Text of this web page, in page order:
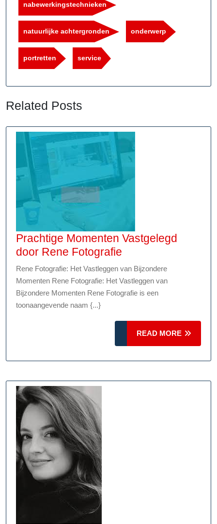
nabewerkingstechnieken
natuurlijke achtergronden onderwerp
portretten service
Related Posts
Prachtige Momenten Vastgelegd
door Rene Fotografie
Momenten
Vastgelegd
door
Fotografie
Rene Fotografie: Het Vastleggen van Bijzondere
Momenten Rene Fotografie: Het Vastleggen van
Bijzondere Momenten Rene Fotografie is een
toonaangevende naam {...}
READ MORE
MORE